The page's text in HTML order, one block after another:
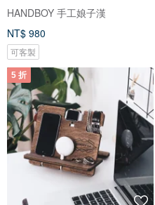
HANDBOY 手工娘子漢
NT$ 980
可客製
5 折